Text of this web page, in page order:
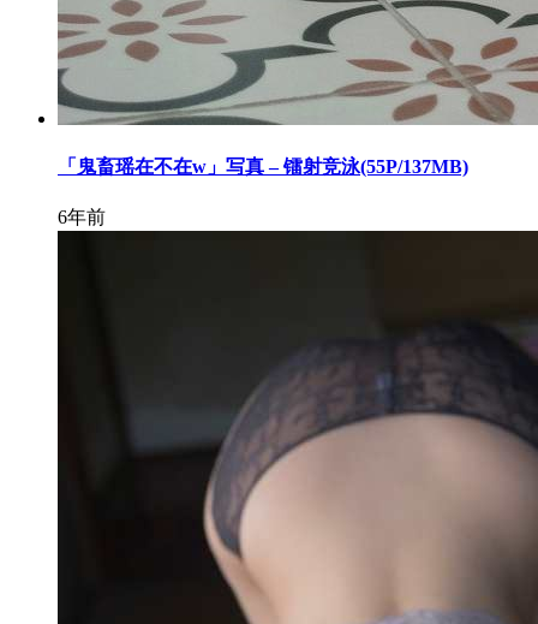
「鬼畜瑶在不在w」写真 – 镭射竞泳(55P/137MB)
6年前